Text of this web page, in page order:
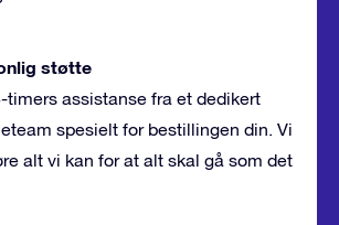
støtte
timers assistanse fra et dedikert
spesielt for bestillingen din. Vi
alt vi kan for at alt skal gå som det